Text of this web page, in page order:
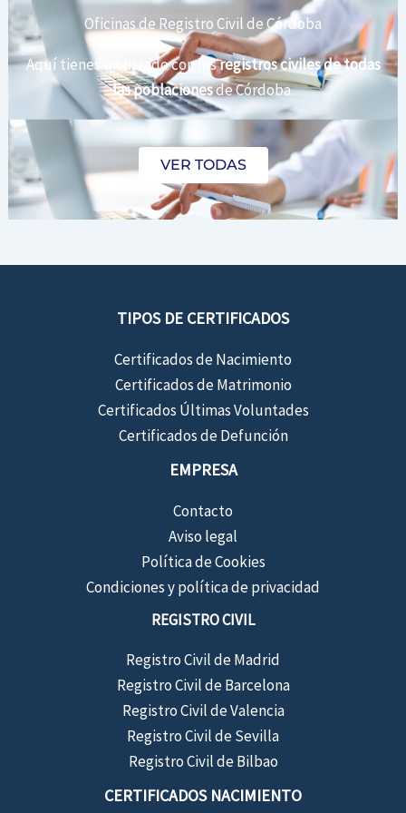
Oficinas de Registro Civil de Córdoba
Aquí tienes un listado con losregistros civiles de todas
las poblacionesde Córdoba.
VER TODAS
TIPOS DE CERTIFICADOS
Certificados de Nacimiento
Certificados de Matrimonio
Certificados Últimas Voluntades
Certificados de Defunción
EMPRESA
Contacto
Aviso legal
Política de Cookies
Condiciones y política de privacidad
REGISTRO CIVIL
Registro Civil de Madrid
Registro Civil de Barcelona
Registro Civil de Valencia
Registro Civil de Sevilla
Registro Civil de Bilbao
CERTIFICADOS NACIMIENTO